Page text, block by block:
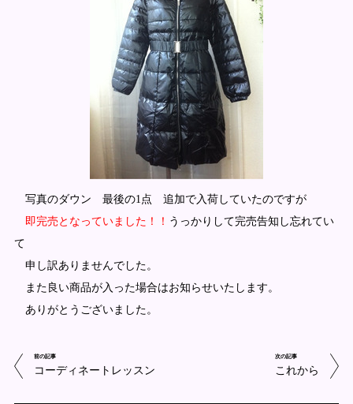
写真のダウン 最後の1点 追加で入荷していたのですが
即完売となっていました！！ うっかりして完売告知し忘れてい
て
申し訳ありませんでした。
また良い商品が入った場合はお知らせいたします。
ありがとうございました。
前の記事
コーディネートレッスン
次の記事
これから